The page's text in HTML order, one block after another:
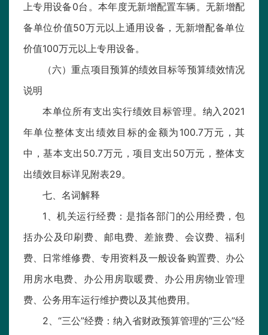
上专用设备0台。本年度无新增配置车辆。无新增配
备单位价值50万元以上通用设备，无新增配备单位
价值100万元以上专用设备。
（六）重点项目预算的绩效目标等预算绩效情况
说明
本单位所有支出实行绩效目标管理。纳入2021
年单位整体支出绩效目标的金额为100.7万元，其
中，基本支出50.7万元，项目支出50万元，整体支
出绩效目标详见附表29。
七、名词解释
1、机关运行经费：是指各部门的公用经费，包
括办公及印刷费、邮电费、差旅费、会议费、福利
费、日常维修费、专用资料及一般设备购置费、办公
用房水电费、办公用房取暖费、办公用房物业管理
费、公务用车运行维护费以及其他费用。
2、“三公”经费：纳入省财政预算管理的“三公”经